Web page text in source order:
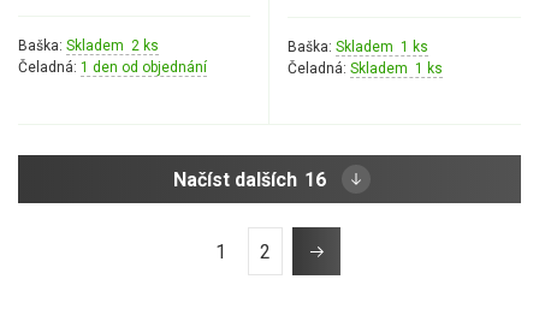
Baška: Skladem 2 ks
Čeladná: 1 den od objednání
Baška: Skladem 1 ks
Čeladná: Skladem 1 ks
Načíst dalších 16
1 2